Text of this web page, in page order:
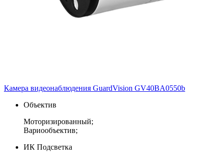
Камера видеонаблюдения GuardVision GV40BA0550b
Объектив
Моторизированный;
Вариообъектив;
ИК Подсветка